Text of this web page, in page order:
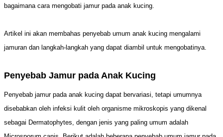
bagaimana cara mengobati jamur pada anak kucing.
Artikel ini akan membahas penyebab umum anak kucing mengalami
jamuran dan langkah-langkah yang dapat diambil untuk mengobatinya.
Penyebab Jamur pada Anak Kucing
Penyebab jamur pada anak kucing dapat bervariasi, tetapi umumnya
disebabkan oleh infeksi kulit oleh organisme mikroskopis yang dikenal
sebagai Dermatophytes, dengan jenis yang paling umum adalah